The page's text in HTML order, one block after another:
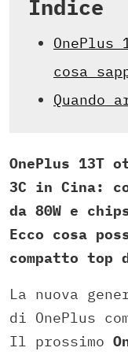
Indice
cosa
Quando
OnePlus
3C in Cina:
da 80W e
Ecco cosa
compatto top
La nuova
di OnePlus
Il prossimo